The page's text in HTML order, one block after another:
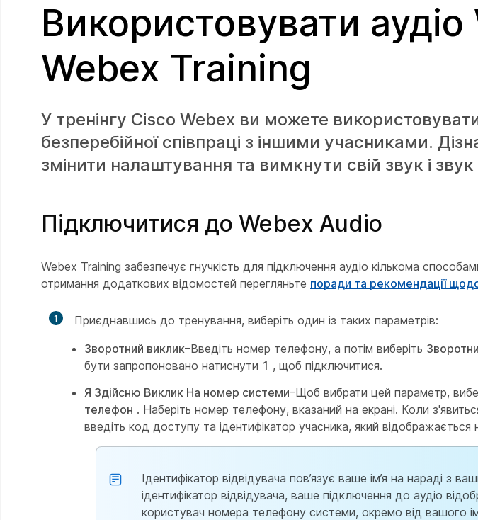
Використовувати
Webex Training
У тренінгу Cisco Webex ви можете
безперебійної співпраці з іншими учасниками.
змінити налаштування та вимкнути свій звук і
Підключитися до Webex Audio
Webex Training забезпечує гнучкість для підключення аудіо кількома
отримання додаткових відомостей перегляньте поради та рекомендації
1
Приєднавшись до тренування, виберіть один із таких параметрів:
Зворотний виклик–Введіть номер телефону, а потім виберіть
бути запропоновано натиснути 1 , щоб підключитися.
Я Здійсню Виклик На номер системи–Щоб вибрати цей параметр,
телефон . Наберіть номер телефону, вказаний на екрані. Коли
введіть код доступу та ідентифікатор учасника, який відображається
Ідентифікатор відвідувача пов’язує ваше ім’я на нараді з
ідентифікатор відвідувача, ваше підключення до аудіо
користувач номера телефону системи, окремо від вашого